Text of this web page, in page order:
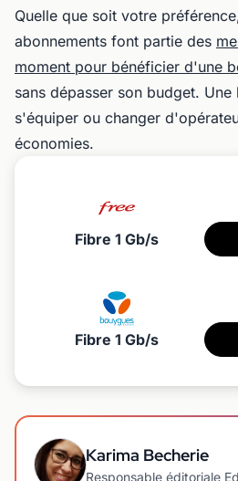
Quelle que soit votre
abonnements font partie des
moment pour bénéficier d'une
sans dépasser son budget.
s'équiper ou changer
économies.
Fibre 1 Gb/s
Fibre 1 Gb/s
Karima Becherie
Responsable éditoriale